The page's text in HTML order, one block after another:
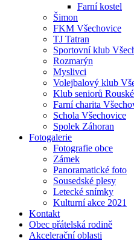
Farní kostel
Šimon
FKM Všechovice
TJ Tatran
Sportovní klub
Rozmarýn
Myslivci
Volejbalový klub
Klub seniorů
Farní charita
Schola Všechovice
Spolek Záhoran
Fotogalerie
Fotografie obce
Zámek
Panoramatické foto
Sousedské plesy
Letecké snímky
Kulturní akce 2021
Kontakt
Obec přátelská rodině
Akcelerační oblasti